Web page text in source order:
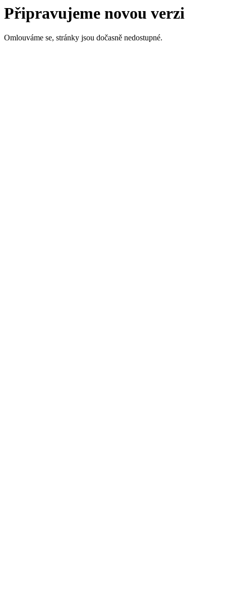
Připravujeme novou verzi
Omlouváme se, stránky jsou dočasně nedostupné.